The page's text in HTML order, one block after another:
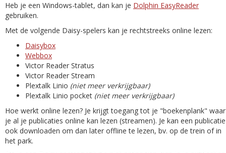
Heb je een Windows-tablet, dan kan je Dolphin EasyReader
gebruiken.
Met de volgende Daisy-spelers kan je rechtstreeks online lezen:
Daisybox
Webbox
Victor Reader Stratus
Victor Reader Stream
Plextalk Linio (niet meer verkrijgbaar)
Plextalk Linio pocket (niet meer verkrijgbaar)
Hoe werkt online lezen? Je krijgt toegang tot je "boekenplank" waar
je al je publicaties online kan lezen (streamen). Je kan een publicatie
ook downloaden om dan later offline te lezen, bv. op de trein of in
het park.